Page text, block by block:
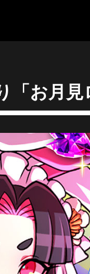
「お月